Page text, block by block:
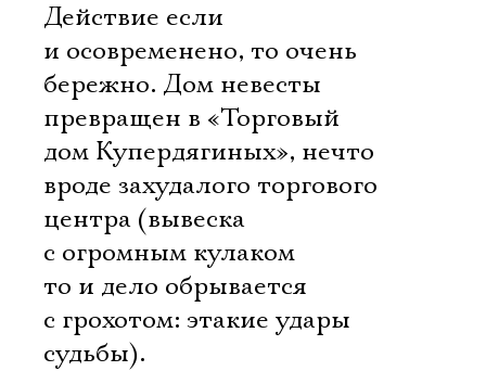
Действие если
и осовременено, то очень
бережно. Дом невесты
превращен в «Торговый
дом Купердягиных», нечто
вроде захудалого торгового
центра (вывеска
с огромным кулаком
то и дело обрывается
с грохотом: этакие удары
судьбы).